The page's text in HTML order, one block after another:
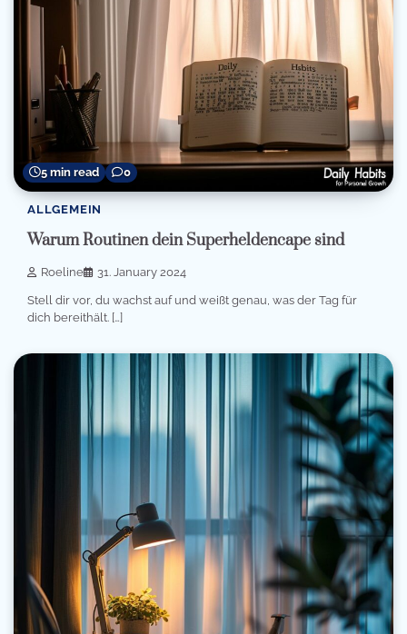
5 min read 0
ALLGEMEIN
Warum Routinen dein Superheldencape sind
Roeline 31. January 2024
Stell dir vor, du wachst auf und weißt genau, was der Tag für
dich bereithält. […]